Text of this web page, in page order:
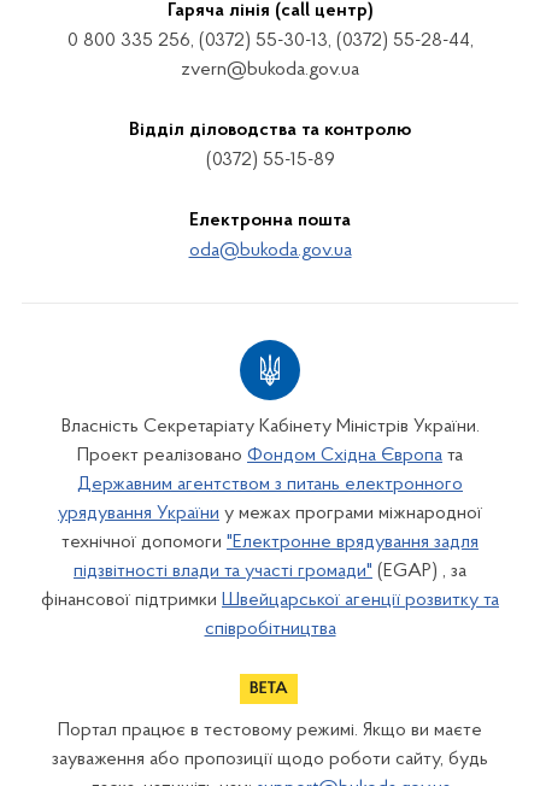
Гаряча лінія (call центр)
0 800 335 256, (0372) 55-30-13, (0372) 55-28-44,
zvern@bukoda.gov.ua
Відділ діловодства та контролю
(0372) 55-15-89
Електронна пошта
oda@bukoda.gov.ua
Власність Секретаріату Кабінету Міністрів України.
Проект реалізовано Фондом Східна Європа та
Державним агентством з питань електронного
урядування України у межах програми міжнародної
технічної допомоги "Електронне врядування задля
підзвітності влади та участі громади" (EGAP) , за
фінансової підтримки Швейцарської агенції розвитку та
співробітництва
Портал працює в тестовому режимі. Якщо ви маєте
зауваження або пропозиції щодо роботи сайту, будь